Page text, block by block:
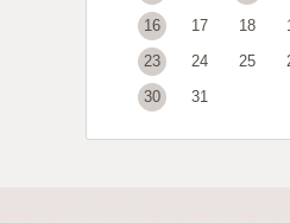
16
17 18
23
24 25
30
31